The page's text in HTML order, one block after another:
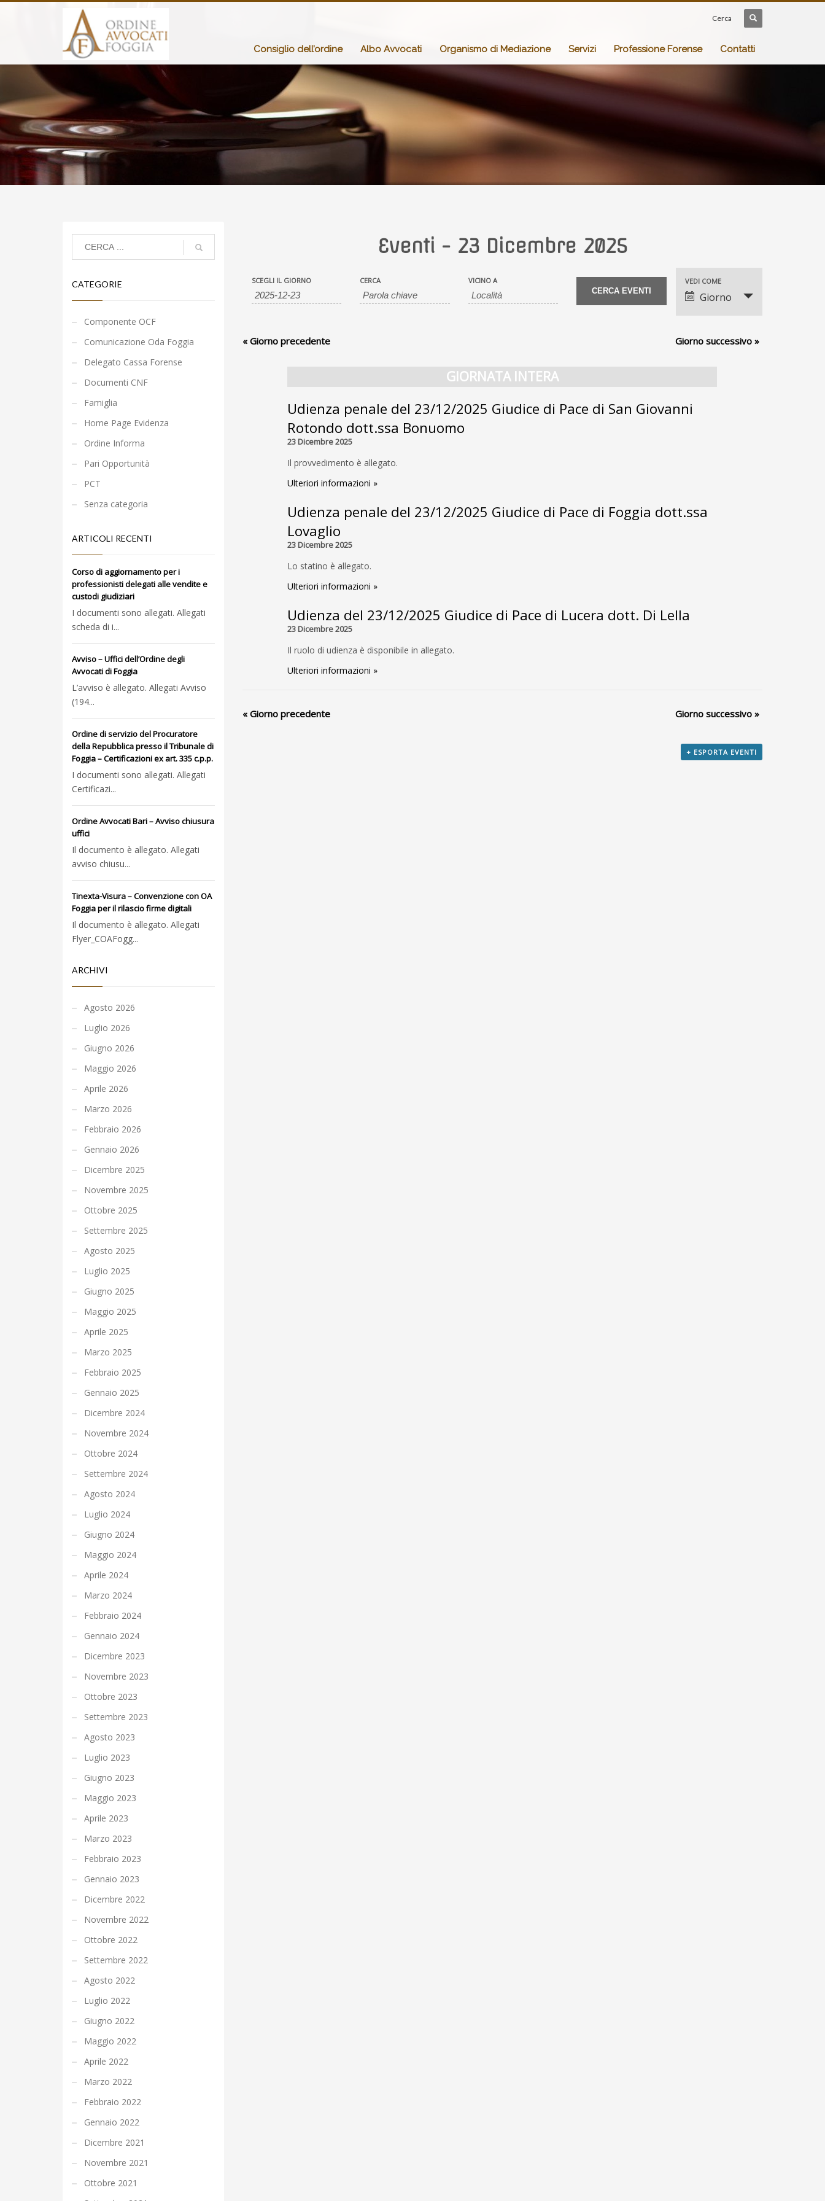
Cerca
Consiglio dell’ordine Albo Avvocati Organismo di Mediazione Servizi Professione Forense Contatti
Eventi - 23 Dicembre 2025
Eventi
Search
Views
Eventi
Search
SCEGLI IL GIORNO CERCA VICINO A
Evento
Navigation
VEDI COME
Giorno
«Giorno precedente Giorno successivo »
GIORNATA INTERA
Udienza penale del 23/12/2025 Giudice di Pace di San Giovanni
Rotondo dott.ssa Bonuomo
23 Dicembre 2025
Il provvedimento è allegato.
Ulteriori informazioni »
Udienza penale del 23/12/2025 Giudice di Pace di Foggia dott.ssa
Lovaglio
23 Dicembre 2025
Lo statino è allegato.
Ulteriori informazioni »
Udienza del 23/12/2025 Giudice di Pace di Lucera dott. Di Lella
23 Dicembre 2025
Il ruolo di udienza è disponibile in allegato.
Ulteriori informazioni »
«Giorno precedente Giorno successivo »
+ ESPORTA EVENTI
CATEGORIE
Componente OCF
Comunicazione Oda Foggia
Delegato Cassa Forense
Documenti CNF
Famiglia
Home Page Evidenza
Ordine Informa
Pari Opportunità
PCT
Senza categoria
ARTICOLI RECENTI
Corso di aggiornamento per i
professionisti delegati alle vendite e
custodi giudiziari
I documenti sono allegati. Allegati
scheda di i...
Avviso – Uffici dell’Ordine degli
Avvocati di Foggia
L’avviso è allegato. Allegati Avviso
(194...
Ordine di servizio del Procuratore
della Repubblica presso il Tribunale di
Foggia – Certificazioni ex art. 335 c.p.p.
I documenti sono allegati. Allegati
Certificazi...
Ordine Avvocati Bari – Avviso chiusura
uffici
Il documento è allegato. Allegati
avviso chiusu...
Tinexta-Visura – Convenzione con OA
Foggia per il rilascio firme digitali
Il documento è allegato. Allegati
Flyer_COAFogg...
ARCHIVI
Agosto 2026
Luglio 2026
Giugno 2026
Maggio 2026
Aprile 2026
Marzo 2026
Febbraio 2026
Gennaio 2026
Dicembre 2025
Novembre 2025
Ottobre 2025
Settembre 2025
Agosto 2025
Luglio 2025
Giugno 2025
Maggio 2025
Aprile 2025
Marzo 2025
Febbraio 2025
Gennaio 2025
Dicembre 2024
Novembre 2024
Ottobre 2024
Settembre 2024
Agosto 2024
Luglio 2024
Giugno 2024
Maggio 2024
Aprile 2024
Marzo 2024
Febbraio 2024
Gennaio 2024
Dicembre 2023
Novembre 2023
Ottobre 2023
Settembre 2023
Agosto 2023
Luglio 2023
Giugno 2023
Maggio 2023
Aprile 2023
Marzo 2023
Febbraio 2023
Gennaio 2023
Dicembre 2022
Novembre 2022
Ottobre 2022
Settembre 2022
Agosto 2022
Luglio 2022
Giugno 2022
Maggio 2022
Aprile 2022
Marzo 2022
Febbraio 2022
Gennaio 2022
Dicembre 2021
Novembre 2021
Ottobre 2021